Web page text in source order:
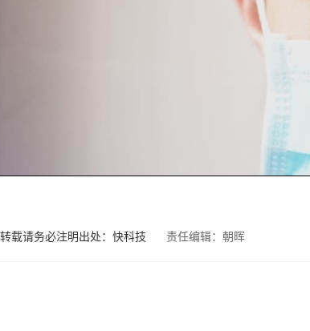
载请务必注明出处：快科技 责任编辑：朝晖